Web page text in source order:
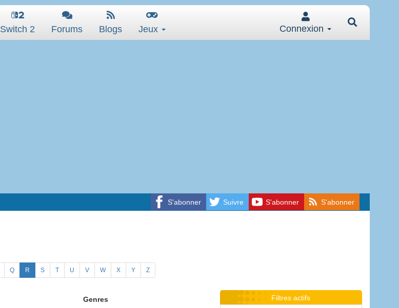
Switch 2 Forums Blogs Jeux Connexion
S'abonner Suivre S'abonner S'abonner
Q R S T U V W X Y Z
Genres Filtres actifs